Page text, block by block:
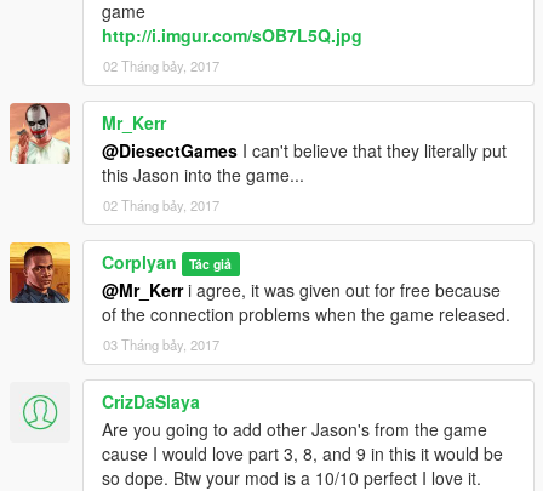
game
http://i.imgur.com/sOB7L5Q.jpg
02 Tháng bảy, 2017
Mr_Kerr
@DiesectGames I can't believe that they literally put
this Jason into the game...
02 Tháng bảy, 2017
Corplyan Tác giả
@Mr_Kerri agree, it was given out for free because
of the connection problems when the game released.
03 Tháng bảy, 2017
CrizDaSlaya
Are you going to add other Jason's from the game
cause I would love part 3, 8, and 9 in this it would be
so dope. Btw your mod is a 10/10 perfect I love it.